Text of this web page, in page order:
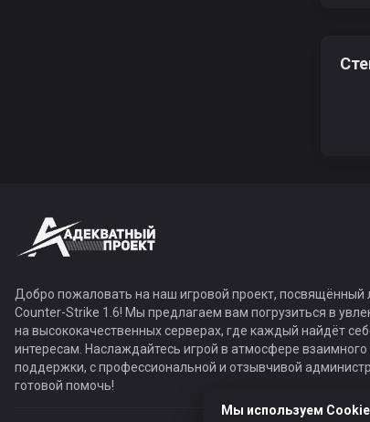
Добро пожаловать на наш игровой проект, посвящённый
Counter-Strike 1.6! Мы предлагаем вам погрузиться в
на высококачественных серверах, где каждый найдёт
интересам. Наслаждайтесь игрой в атмосфере
поддержки, с профессиональной и отзывчивой
готовой помочь!
Мы используем